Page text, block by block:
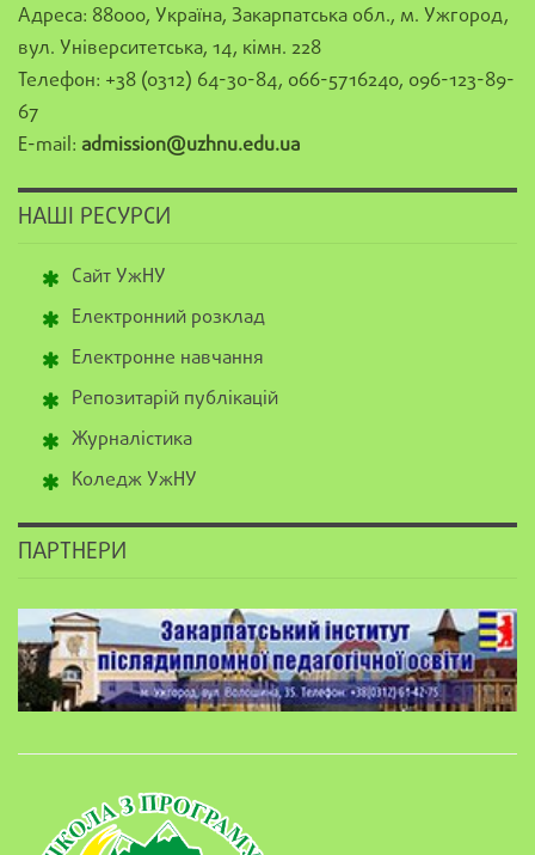
Адреса: 88000, Україна, Закарпатська обл., м. Ужгород,
вул. Університетська, 14, кімн. 228
Телефон: +38 (0312) 64-30-84, 066-5716240, 096-123-89-
67
E-mail: admission@uzhnu.edu.ua
НАШІ РЕСУРСИ
Сайт УжНУ
Електронний розклад
Електронне навчання
Репозитарій публікацій
Журналістика
Коледж УжНУ
ПАРТНЕРИ